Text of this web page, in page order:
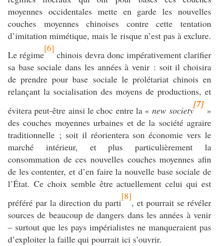
moyennes occidentales mette en garde les nouvelles
couches moyennes chinoises contre cette tentation
d’imitation mimétique, mais le risque n’est pas à exclure.
Le régime
[6]
chinois devra donc impérativement clarifier
sa base sociale dans les années à venir : soit il choisira
de prendre pour base sociale le prolétariat chinois en
relançant la socialisation des moyens de productions, et
évitera peut-être ainsi le choc entre la «new society
[7]
»
des couches moyennes urbaines et de la société agraire
traditionnelle ; soit il réorientera son économie vers le
marché intérieur, et plus particulièrement la
consommation de ces nouvelles couches moyennes afin
de les contenter, et d’en faire la nouvelle base sociale de
l’État. Ce choix semble être actuellement celui qui est
préféré par la direction du parti
[8]
, et pourrait se révéler
sources de beaucoup de dangers dans les années à venir
– surtout que les pays impérialistes ne manqueraient pas
d’exploiter la faille qui pourrait ici s’ouvrir.